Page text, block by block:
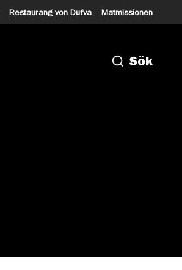
Restaurang von Dufva Matmissionen
Sök